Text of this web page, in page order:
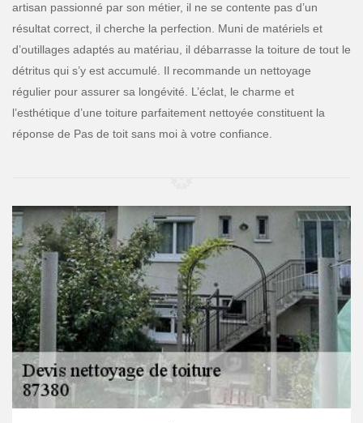
artisan passionné par son métier, il ne se contente pas d’un
résultat correct, il cherche la perfection. Muni de matériels et
d’outillages adaptés au matériau, il débarrasse la toiture de tout le
détritus qui s’y est accumulé. Il recommande un nettoyage
régulier pour assurer sa longévité. L’éclat, le charme et
l’esthétique d’une toiture parfaitement nettoyée constituent la
réponse de Pas de toit sans moi à votre confiance.